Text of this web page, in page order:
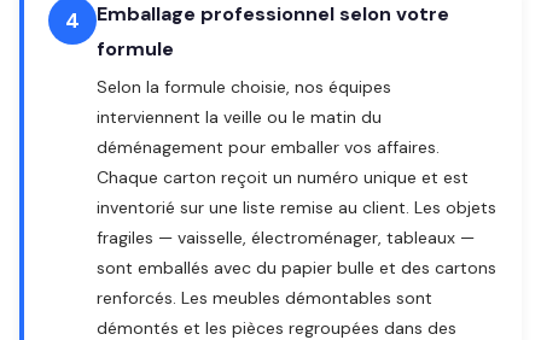
4
Emballage professionnel selon votre
formule
Selon la formule choisie, nos équipes
interviennent la veille ou le matin du
déménagement pour emballer vos affaires.
Chaque carton reçoit un numéro unique et est
inventorié sur une liste remise au client. Les objets
fragiles — vaisselle, électroménager, tableaux —
sont emballés avec du papier bulle et des cartons
renforcés. Les meubles démontables sont
démontés et les pièces regroupées dans des